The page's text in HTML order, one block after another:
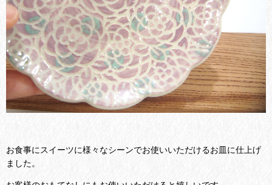
お食事にスイーツに様々なシーンでお使いいただけるお皿に仕上げ
ました。